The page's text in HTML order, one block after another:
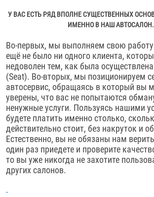
У ВАС ЕСТЬ РЯД ВПОЛНЕ СУЩЕСТВЕННЫХ
ИМЕННО В НАШ АВТОСАЛОН.
Во-первых, мы выполняем свою работу
ещё не было ни одного клиента,
недоволен тем, как была
(Seat). Во-вторых, мы позиционируем
автосервис, обращаясь в который вы
уверены, что вас не попытаются
ненужные услуги. Пользуясь нашими
будете платить именно столько,
действительно стоит, без накруток и
Естественно, вы не обязаны нам
один раз приедете и проверите
то вы уже никогда не захотите
других салонов.